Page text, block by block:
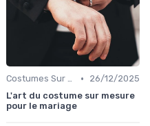
Costumes Sur Mesure •
26/12/2025
L'art du costume sur mesure
pour le mariage